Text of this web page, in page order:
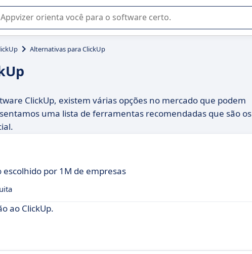
uso ou na seleção de software SaaS para sua empresa.
Alternativas para ClickUp
ClickUp, existem várias opções no mercado que podem
uma lista de ferramentas recomendadas que são os
por 1M de empresas
ao ClickUp.